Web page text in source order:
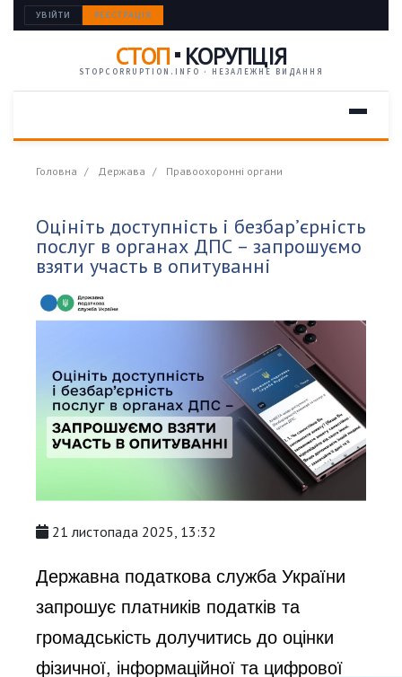
УВІЙТИ РЕЄСТРАЦІЯ
СТОП КОРУПЦІЯ
STOPCORRUPTION.INFO · НЕЗАЛЕЖНЕ ВИДАННЯ
Головна Держава Правоохоронні органи
Оцініть доступність і безбар’єрність
послуг в органах ДПС – запрошуємо
взяти участь в опитуванні
21 листопада 2025, 13:32
Державна податкова служба України
запрошує платників податків та
громадськість долучитись до оцінки
фізичної, інформаційної та цифрової